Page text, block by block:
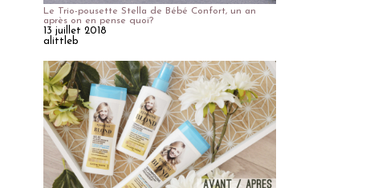
Le Trio-pousette Stella de Bébé Confort, un an
après on en pense quoi?
13 juillet 2018
alittleb